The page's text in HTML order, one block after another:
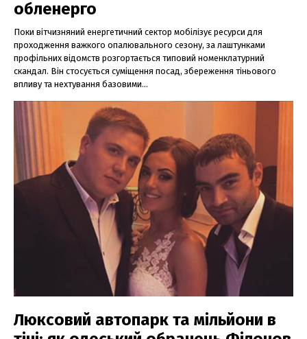
обленерго
Поки вітчизняний енергетичний сектор мобілізує ресурси для
проходження важкого опалювального сезону, за лаштунками
профільних відомств розгортається типовий номенклатурний
скандал. Він стосується суміщення посад, збереження тіньового
впливу та нехтування базовими...
Люксовий автопарк та мільйони в